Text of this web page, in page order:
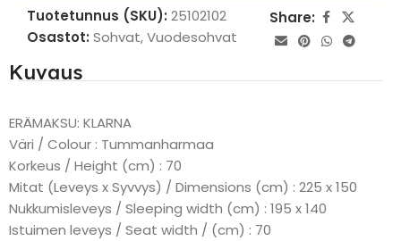
Tuotetunnus (SKU): 25102102
Osastot: Sohvat,Vuodesohvat
Share:
Kuvaus
ERÄMAKSU: KLARNA
Väri / Colour : Tummanharmaa
Korkeus / Height (cm) : 70
Mitat (Leveys x Syvvys) / Dimensions (cm) : 225 x 150
Nukkumisleveys / Sleeping width (cm) : 195 x 140
Istuimen leveys / Seat width / (cm) : 70